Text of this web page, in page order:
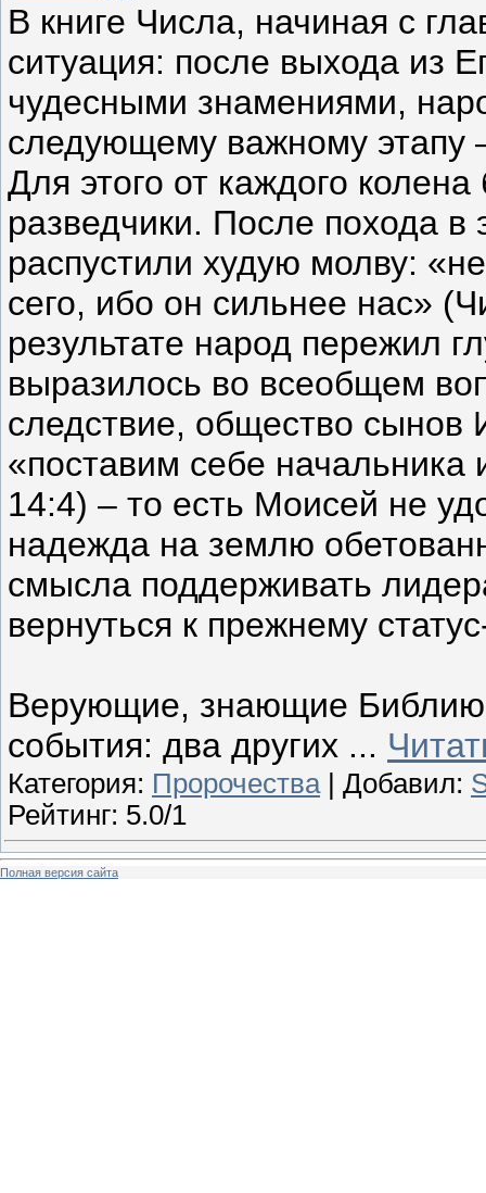
В книге Числа, начиная с
ситуация: после выхода из
чудесными знамениями,
следующему важному этапу
Для этого от каждого
разведчики. После похода в
распустили худую молву:
сего, ибо он сильнее нас»
результате народ пережил
выразилось во всеобщем
следствие, общество
«поставим себе начальника
14:4) – то есть Моисей не
надежда на землю
смысла поддерживать
вернуться к прежнему
Верующие, знающие
события: два других ...
Категория: Пророчества| Добавил:
Рейтинг: 5.0/1
Полная версия сайта